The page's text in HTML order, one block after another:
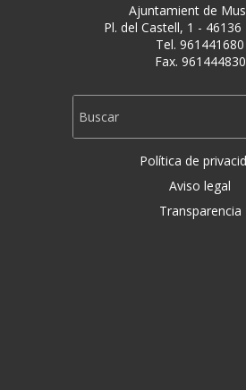
Ajuntamient de
Pl. del Castell, 1 -
Tel. 961441680
Fax. 961444830
Política de
Aviso legal
Transparencia